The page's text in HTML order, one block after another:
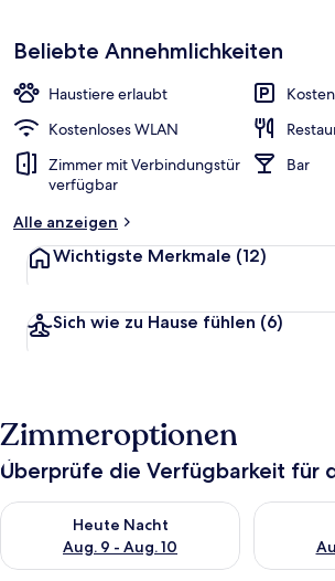
Beliebte Annehmlichkeiten
Haustiere erlaubt
Kostenloses WLAN
Zimmer mit Verbindungstür
verfügbar
Bar
Alle anzeigen
Wichtigste Merkmale (12)
Sich wie zu Hause fühlen (6)
Zimmeroptionen
Überprüfe die Verfügbarkeit für
Heute Nacht
Aug. 9 - Aug. 10
Überprüfe die Verfügbarkeit für heute